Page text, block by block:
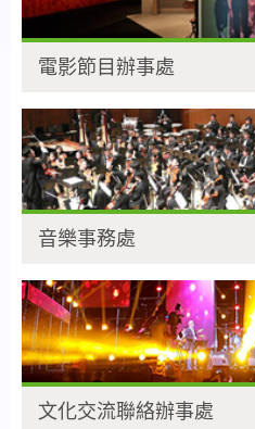
電影節目辦事處
音樂事務處
文化交流聯絡辦事處